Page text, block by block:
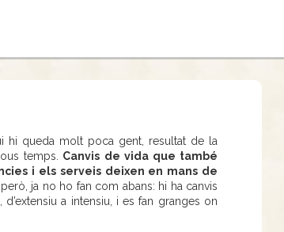
hi queda molt poca gent, resultat de la
temps.
Canvis de vida que també
i els serveis deixen en mans de
ja no ho fan com abans: hi ha canvis
a intensiu, i es fan granges on